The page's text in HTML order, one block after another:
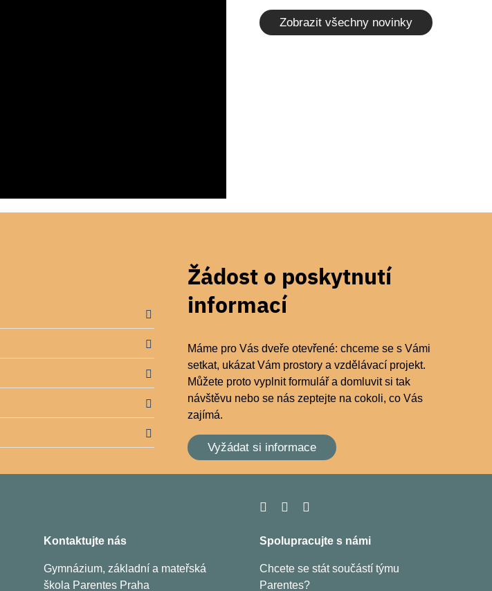
Zobrazit všechny novinky
Žádost o poskytnutí
informací
Máme pro Vás dveře otevřené: chceme se s Vámi
setkat, ukázat Vám prostory a vzdělávací projekt.
Můžete proto vyplnit formulář a domluvit si tak
návštěvu nebo se nás zeptejte na cokoli, co Vás
zajímá.
Vyžádat si informace
Kontaktujte nás
Gymnázium, základní a mateřská
škola Parentes Praha
Spolupracujte s námi
Chcete se stát součástí týmu
Parentes?